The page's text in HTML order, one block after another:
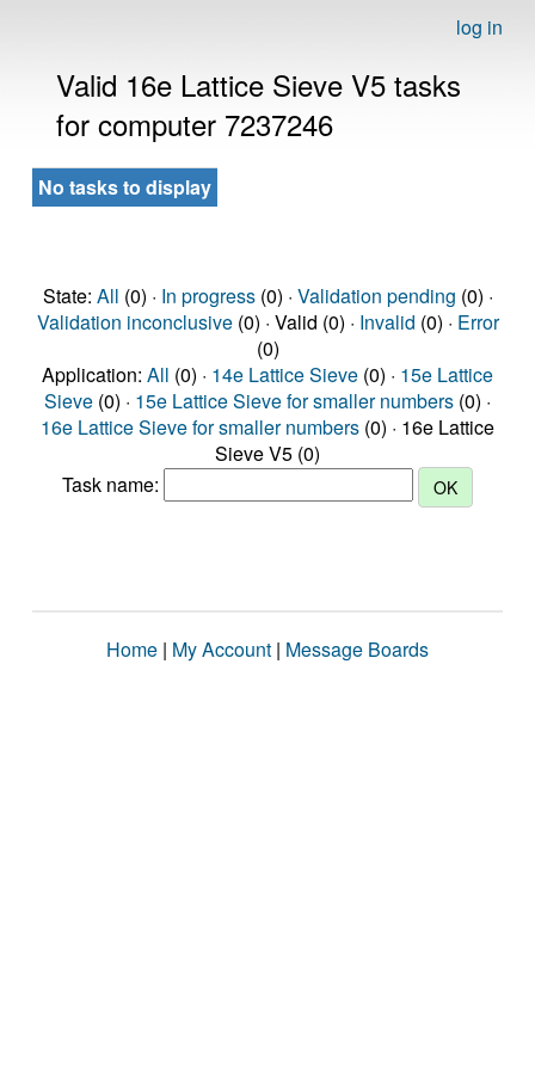
log in
Valid 16e Lattice Sieve V5 tasks
for computer 7237246
No tasks to display
State: All (0) · In progress(0) · Validation pending (0) ·
Validation inconclusive(0) · Valid (0) · Invalid (0) · Error
(0)
Application: All (0) · 14e Lattice Sieve (0) · 15e Lattice
Sieve (0) · 15e Lattice Sieve for smaller numbers (0) ·
16e Lattice Sieve for smaller numbers (0) · 16e Lattice
Sieve V5 (0)
Task name:
Home | My Account | Message Boards